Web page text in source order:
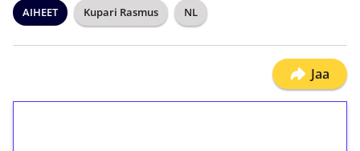
AIHEET Kupari Rasmus NL
Jaa